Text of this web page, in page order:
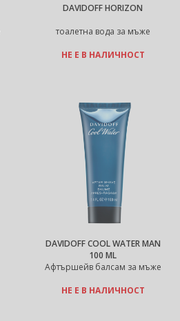
DAVIDOFF HORIZON
тоалетна вода за мъже
НЕ Е В НАЛИЧНОСТ
DAVIDOFF COOL WATER MAN
100 ML
Афтършейв балсам за мъже
НЕ Е В НАЛИЧНОСТ